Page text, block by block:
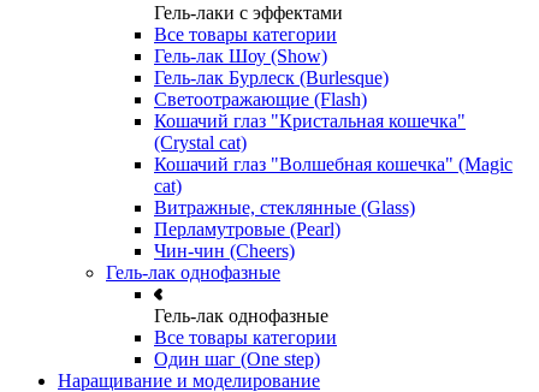
Гель-лаки с эффектами
Все товары категории
Гель-лак Шоу (Show)
Гель-лак Бурлеск (Burlesque)
Светоотражающие (Flash)
Кошачий глаз "Кристальная кошечка"
(Crystal cat)
Кошачий глаз "Волшебная кошечка" (Magic
cat)
Витражные, стеклянные (Glass)
Перламутровые (Pearl)
Чин-чин (Cheers)
Гель-лак однофазные
Гель-лак однофазные
Все товары категории
Один шаг (One step)
Наращивание и моделирование